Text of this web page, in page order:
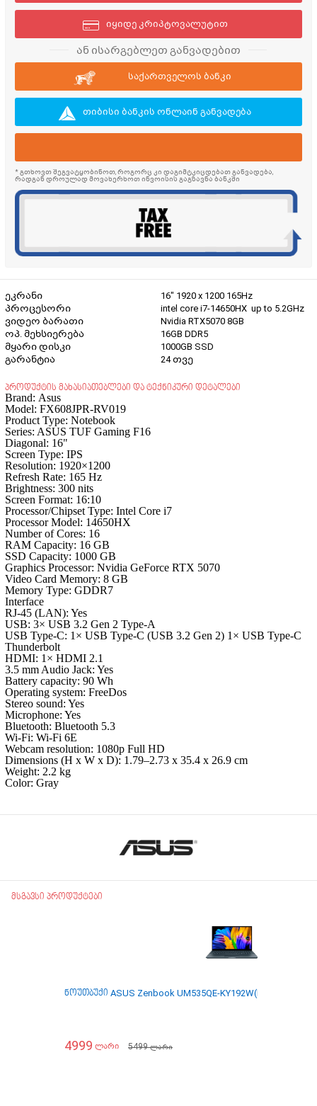
იყიდე კრიპტოვალუტით
ან ისარგებლეთ განვადებით
საქართველოს ბანკი
თიბისი ბანკის ონლაინ განვადება
* გთხოვთ შეგვატყობინოთ, როგორც კი დაგიმტკიცდებათ განვადება,
რადგან დროულად მოვახერხოთ ინვოისის გაგზავნა ბანკში
ეკრანი
16" 1920 x 1200 165Hz
პროცესორი
intel core i7-14650HX up to 5.2GHz
ვიდეო ბარათი
Nvidia RTX5070 8GB
ოპ. მეხსიერება
16GB DDR5
მყარი დისკი
1000GB SSD
გარანტია
24 თვე
პროდუქტის მახასიათებლები და ტექნიკური დეტალები
Brand: Asus
Model: FX608JPR-RV019
Product Type: Notebook
Series: ASUS TUF Gaming F16
Diagonal: 16"
Screen Type: IPS
Resolution: 1920×1200
Refresh Rate: 165 Hz
Brightness: 300 nits
Screen Format: 16:10
Processor/Chipset Type: Intel Core i7
Processor Model: 14650HX
Number of Cores: 16
RAM Capacity: 16 GB
SSD Capacity: 1000 GB
Graphics Processor: Nvidia GeForce RTX 5070
Video Card Memory: 8 GB
Memory Type: GDDR7
Interface
RJ-45 (LAN): Yes
USB: 3× USB 3.2 Gen 2 Type‑A
USB Type‑C: 1× USB Type‑C (USB 3.2 Gen 2) 1× USB Type‑C
Thunderbolt
HDMI: 1× HDMI 2.1
3.5 mm Audio Jack: Yes
Battery capacity: 90 Wh
Operating system: FreeDos
Stereo sound: Yes
Microphone: Yes
Bluetooth: Bluetooth 5.3
Wi-Fi: Wi‑Fi 6E
Webcam resolution: 1080p Full HD
Dimensions (H x W x D): 1.79–2.73 x 35.4 x 26.9 cm
Weight: 2.2 kg
Color: Gray
მსგავსი პროდუქტები
ნოუთბუქი ASUS Zenbook UM535QE-KY192W(R9-5900HX/
4999 ლარი 5499ლარი